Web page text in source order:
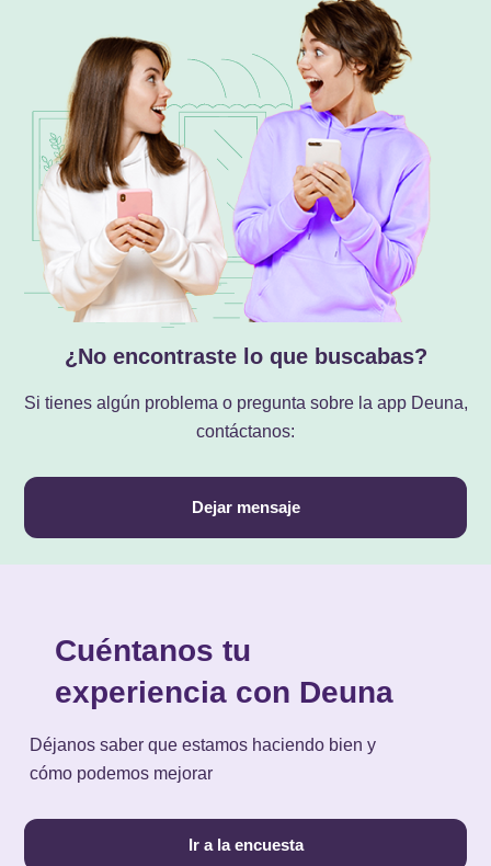
¿No encontraste lo que buscabas?
Si tienes algún problema o pregunta sobre la app Deuna,
contáctanos:
Dejar mensaje
Cuéntanos tu
experiencia con Deuna
Déjanos saber que estamos haciendo bien y
cómo podemos mejorar
Ir a la encuesta